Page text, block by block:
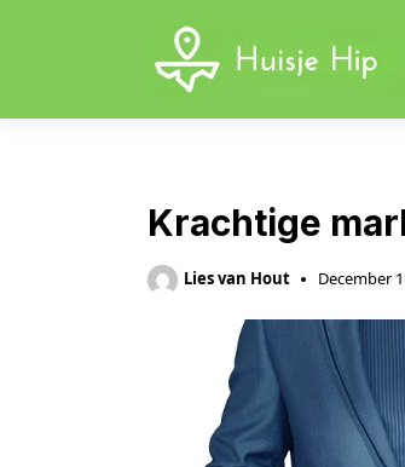
Krachtige
Lies van Hout December